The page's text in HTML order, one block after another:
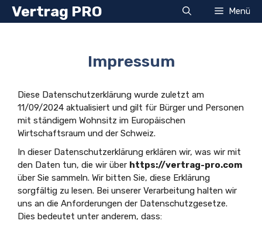
Zum
InhaltVertrag PRO Menü
Impressum
Diese Datenschutzerklärung wurde zuletzt am
11/09/2024 aktualisiert und gilt für Bürger und Personen
mit ständigem Wohnsitz im Europäischen
Wirtschaftsraum und der Schweiz.
In dieser Datenschutzerklärung erklären wir, was wir mit
den Daten tun, die wir über https://vertrag-pro.com
über Sie sammeln. Wir bitten Sie, diese Erklärung
sorgfältig zu lesen. Bei unserer Verarbeitung halten wir
uns an die Anforderungen der Datenschutzgesetze.
Dies bedeutet unter anderem, dass: